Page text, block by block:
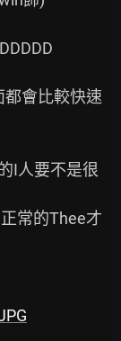
會比較快速
I人要不是很
常的Thee才